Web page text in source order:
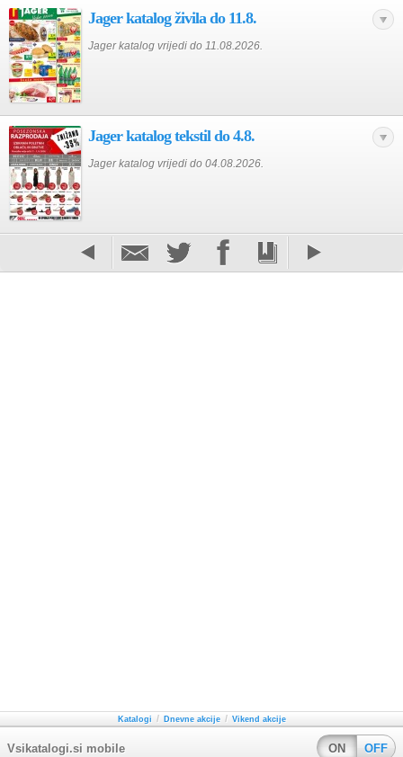
Jager katalog živila do 11.8.
Jager katalog vrijedi do 11.08.2026.
Jager katalog tekstil do 4.8.
Jager katalog vrijedi do 04.08.2026.
Katalogi / Dnevne akcije / Vikend akcije
Vsikatalogi.si mobile ON OFF